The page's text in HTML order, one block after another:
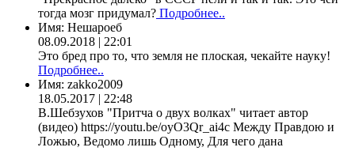
тогда мозг придумал? Подробнее..
Имя: Нешароеб
08.09.2018 | 22:01
Это бред про то, что земля не плоская, чекайте науку!
Подробнее..
Имя: zakko2009
18.05.2017 | 22:48
В.Шебзухов "Притча о двух волках" читает автор
(видео) https://youtu.be/oyO3Qr_ai4c Между Правдою и
Ложью, Ведомо лишь Одному, Для чего дана